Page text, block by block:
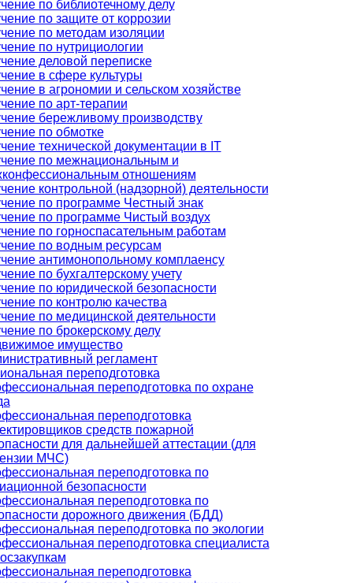
по библиотечному делу
по защите от коррозии
по методам изоляции
по нутрициологии
деловой переписке
в сфере культуры
в агрономии и сельском хозяйстве
по арт-терапии
бережливому производству
по обмотке
технической документации в IT
по межнациональным и
отношениям
контрольной (надзорной) деятельности
по программе Честный знак
по программе Чистый воздух
по горноспасательным работам
по водным ресурсам
антимонопольному комплаенсу
по бухгалтерскому учету
по юридической безопасности
по контролю качества
по медицинской деятельности
по брокерскому делу
имущество
регламент
переподготовка
переподготовка по охране
переподготовка
средств пожарной
для дальнейшей аттестации (для
МЧС)
переподготовка по
безопасности
переподготовка по
дорожного движения (БДД)
переподготовка по экологии
переподготовка специалиста
переподготовка